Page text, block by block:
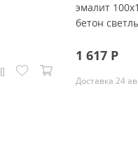
эмалит
бетон
1 617 Р
Доставка 24